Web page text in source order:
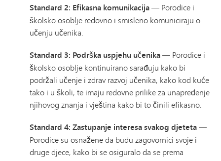
Standard 2: Efikasna komunikacija— Porodice i
školsko osoblje redovno i smisleno komuniciraju o
učenju učenika.
Standard 3: Podrška uspjehu učenika— Porodice i
školsko osoblje kontinuirano sarađuju kako bi
podržali učenje i zdrav razvoj učenika, kako kod kuće
tako i u školi, te imaju redovne prilike za unapređenje
njihovog znanja i vještina kako bi to činili efikasno.
Standard 4: Zastupanje interesa svakog djeteta—
Porodice su osnažene da budu zagovornici svoje i
druge djece, kako bi se osiguralo da se prema